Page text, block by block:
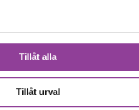
Tillåt alla
Tillåt urval
samma